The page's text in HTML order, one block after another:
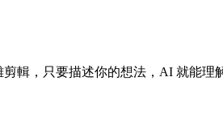
，只要描述你的想法，AI 就能理